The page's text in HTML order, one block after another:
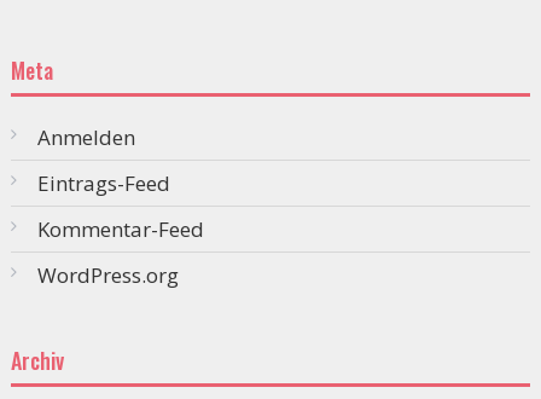
Meta
Anmelden
Eintrags-Feed
Kommentar-Feed
WordPress.org
Archiv